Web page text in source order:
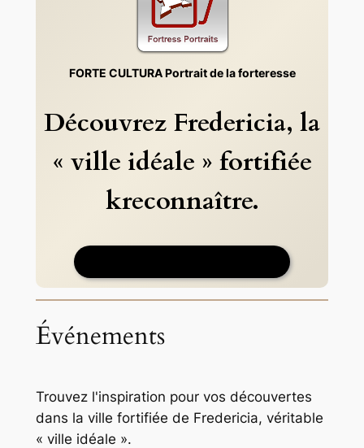
FORTE CULTURA Portrait de la forteresse
Découvrez Fredericia, la
« ville idéale » fortifiée
kreconnaître.
Événements
Trouvez l'inspiration pour vos découvertes
dans la ville fortifiée de Fredericia, véritable
« ville idéale ».